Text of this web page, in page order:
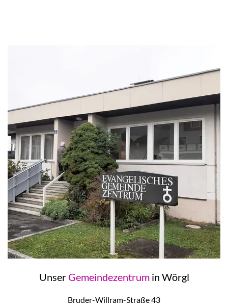
Unser Gemeindezentrumin Wörgl
Bruder-Willram-Straße 43